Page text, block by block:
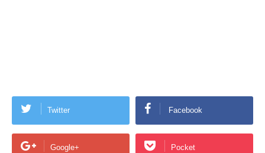
Twitter Facebook
Google+ Pocket